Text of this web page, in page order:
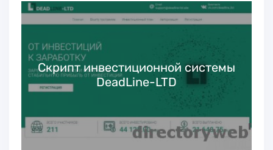
Скрипт инвестиционной системы
DeadLine-LTD